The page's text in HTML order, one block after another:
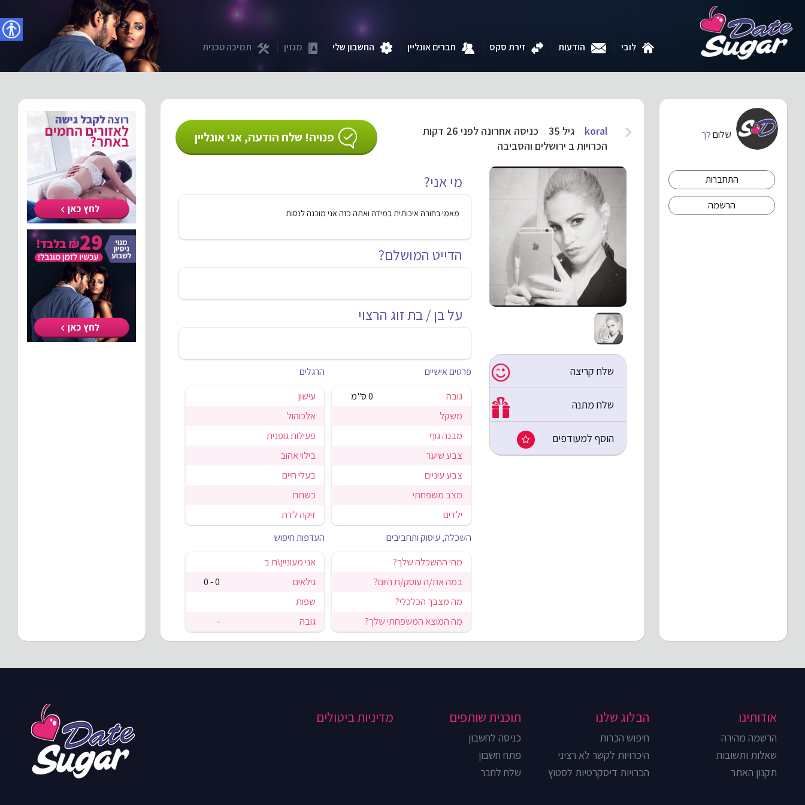
לובי הודעות זירת סקס חברים אונליין החשבון שלי מגזין תמיכה טכנית
פנויה! שלח הודעה, אני אונליין koral גיל 35
כניסה אחרונה לפני 26 דקות
הכרויות ב ירושלים והסביבה
שלח קריצה
שלח מתנה
הוסף למעודפים
מי אני?
מאמי בחורה איכותית במידה ואתה כזה אני מוכנה לנסות
הדייט המושלם?
על בן / בת זוג הרצוי
הרגלים
עישון
אלכוהול
פעילות גופנית
בילוי אהוב
בעלי חיים
כשרות
זיקה לדת
פרטים אישיים
גובה
0 ס"מ
משקל
מבנה גוף
צבע שיער
צבע עיניים
מצב משפחתי
ילדים
העדפות חיפוש
אני מעוניין\ת ב
גילאים
0 - 0
שפות
גובה
-
השכלה, עיסוק ותחביבים
מהי ההשכלה שלך?
במה את/ה עוסק/ת היום?
מה מצבך הכלכלי?
מה המוצא המשפחתי שלך?
שלוםלך
התחברות
הרשמה
אודותינו
הרשמה מהירה
שאלות ותשובות
תקנון האתר
הבלוג שלנו
חיפוש הכרות
היכרויות לקשר לא רציני
הכרויות דיסקרטיות לסטוץ
תוכנית שותפים
כניסה לחשבון
פתח חשבון
שלח לחבר
מדיניות ביטולים